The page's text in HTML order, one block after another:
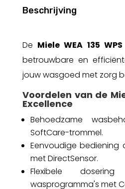
Beschrijving
De Miele WEA 135
betrouwbare en
jouw wasgoed met zorg
Voordelen van de
Excellence
Behoedzame
SoftCare-trommel.
Eenvoudige bediening
met DirectSensor.
Flexibele
wasprogramma's met